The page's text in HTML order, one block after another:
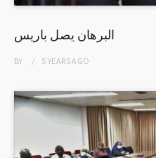
البرهان يصل باريس
BY 5 YEARSAGO